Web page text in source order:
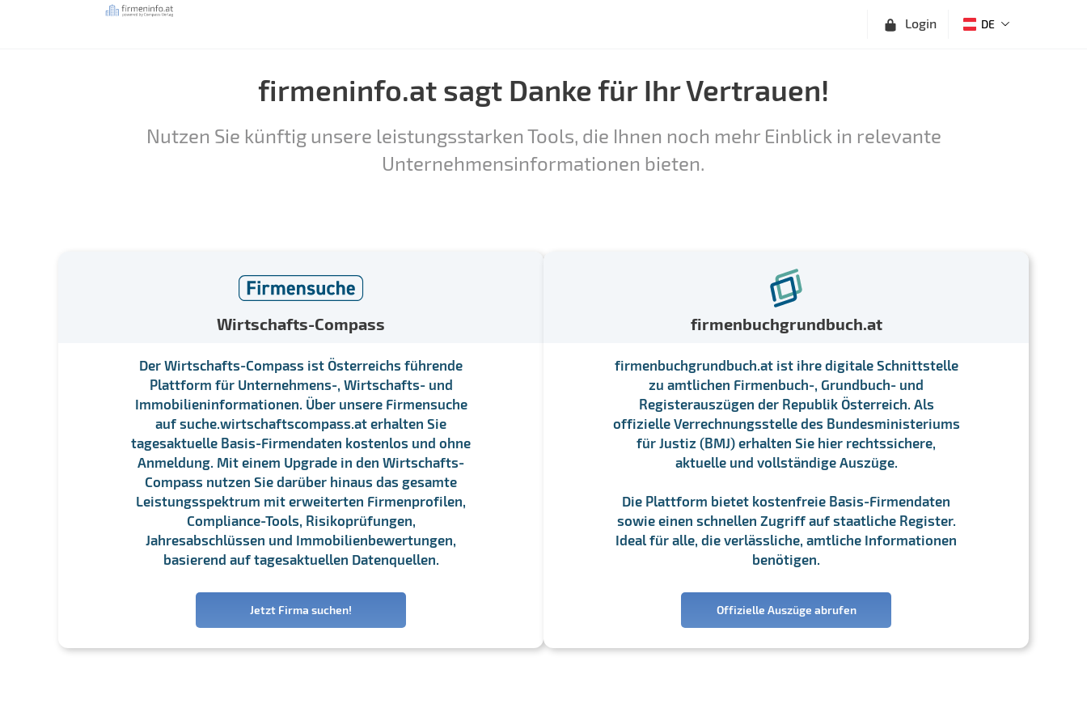
Login DE
firmeninfo.at sagt Danke für Ihr Vertrauen!
Nutzen Sie künftig unsere leistungsstarken Tools, die Ihnen noch mehr Einblick in relevante
Unternehmensinformationen bieten.
Wirtschafts-Compass
Der Wirtschafts-Compass ist Österreichs führende
Plattform für Unternehmens-, Wirtschafts- und
Immobilieninformationen. Über unsere Firmensuche
auf suche.wirtschaftscompass.at erhalten Sie
tagesaktuelle Basis-Firmendaten kostenlos und ohne
Anmeldung. Mit einem Upgrade in den Wirtschafts-
Compass nutzen Sie darüber hinaus das gesamte
Leistungsspektrum mit erweiterten Firmenprofilen,
Compliance-Tools, Risikoprüfungen,
Jahresabschlüssen und Immobilienbewertungen,
basierend auf tagesaktuellen Datenquellen.
Jetzt Firma suchen!
firmenbuchgrundbuch.at
firmenbuchgrundbuch.at ist ihre digitale Schnittstelle
zu amtlichen Firmenbuch-, Grundbuch- und
Registerauszügen der Republik Österreich. Als
offizielle Verrechnungsstelle des Bundesministeriums
für Justiz (BMJ) erhalten Sie hier rechtssichere,
aktuelle und vollständige Auszüge.
Die Plattform bietet kostenfreie Basis-Firmendaten
sowie einen schnellen Zugriff auf staatliche Register.
Ideal für alle, die verlässliche, amtliche Informationen
benötigen.
Offizielle Auszüge abrufen